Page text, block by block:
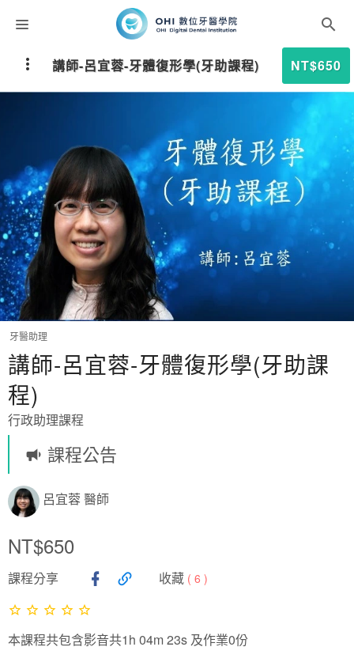
課程分類
師資團隊
聯絡我們
折扣碼
牙醫助理
講師-呂宜蓉-牙體復形學(牙助課
程)
行政助理課程
課程公告
呂宜蓉 醫師
NT$650
課程分享 收藏 ( 6 )
本課程共包含影音共1h 04m 23s 及作業0份
講師-呂宜蓉-牙體復形學(牙助課程) NT$650